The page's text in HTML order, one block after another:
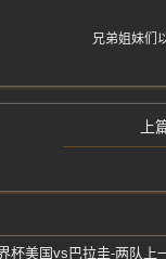
兄弟姐妹们
杯美国vs巴拉圭-两队上